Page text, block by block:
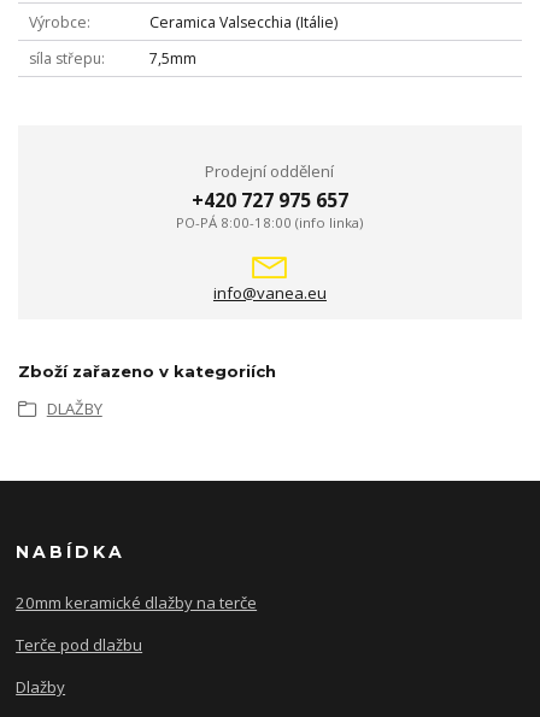
Výrobce
Ceramica Valsecchia (Itálie)
síla střepu
7,5mm
Prodejní oddělení
+420 727 975 657
PO-PÁ 8:00-18:00 (info linka)
info@vanea.eu
Zboží zařazeno v kategoriích
DLAŽBY
NABÍDKA
20mm keramické dlažby na terče
Terče pod dlažbu
Dlažby